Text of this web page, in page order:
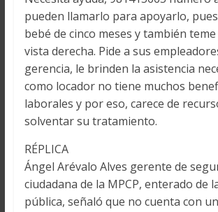
pueden llamarlo para apoyarlo,
bebé de cinco meses y también
vista derecha. Pide a sus
gerencia, le brinden la asistencia
como locador no tiene muchos
laborales y por eso, carece de
solventar su tratamiento.
RÉPLICA
Ángel Arévalo Alves gerente de
ciudadana de la MPCP, enterado de
pública, señaló que no cuenta con